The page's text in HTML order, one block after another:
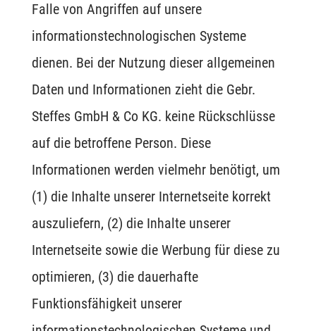
Falle von Angriffen auf unsere
informationstechnologischen Systeme
dienen. Bei der Nutzung dieser allgemeinen
Daten und Informationen zieht die Gebr.
Steffes GmbH & Co KG. keine Rückschlüsse
auf die betroffene Person. Diese
Informationen werden vielmehr benötigt, um
(1) die Inhalte unserer Internetseite korrekt
auszuliefern, (2) die Inhalte unserer
Internetseite sowie die Werbung für diese zu
optimieren, (3) die dauerhafte
Funktionsfähigkeit unserer